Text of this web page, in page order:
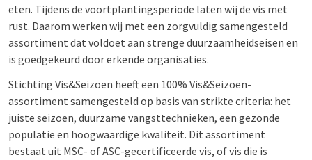
eten. Tijdens de voortplantingsperiode laten wij de vis met
rust. Daarom werken wij met een zorgvuldig samengesteld
assortiment dat voldoet aan strenge duurzaamheidseisen en
is goedgekeurd door erkende organisaties.
Stichting Vis&Seizoen heeft een 100% Vis&Seizoen-
assortiment samengesteld op basis van strikte criteria: het
juiste seizoen, duurzame vangsttechnieken, een gezonde
populatie en hoogwaardige kwaliteit. Dit assortiment
bestaat uit MSC- of ASC-gecertificeerde vis, of vis die is